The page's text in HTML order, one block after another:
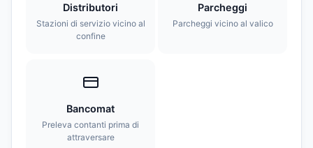
Distributori
Stazioni di servizio vicino al
confine
Parcheggi
Parcheggi vicino al valico
Bancomat
Preleva contanti prima di
attraversare